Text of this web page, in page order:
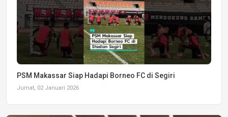
PSM Makassar Siap Hadapi Borneo FC di Segiri
Jumat, 02 Januari 2026